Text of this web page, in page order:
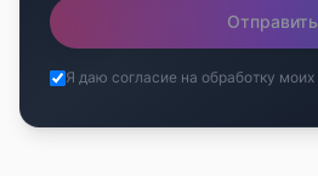
Отправить
Я даю согласие на обработку моих